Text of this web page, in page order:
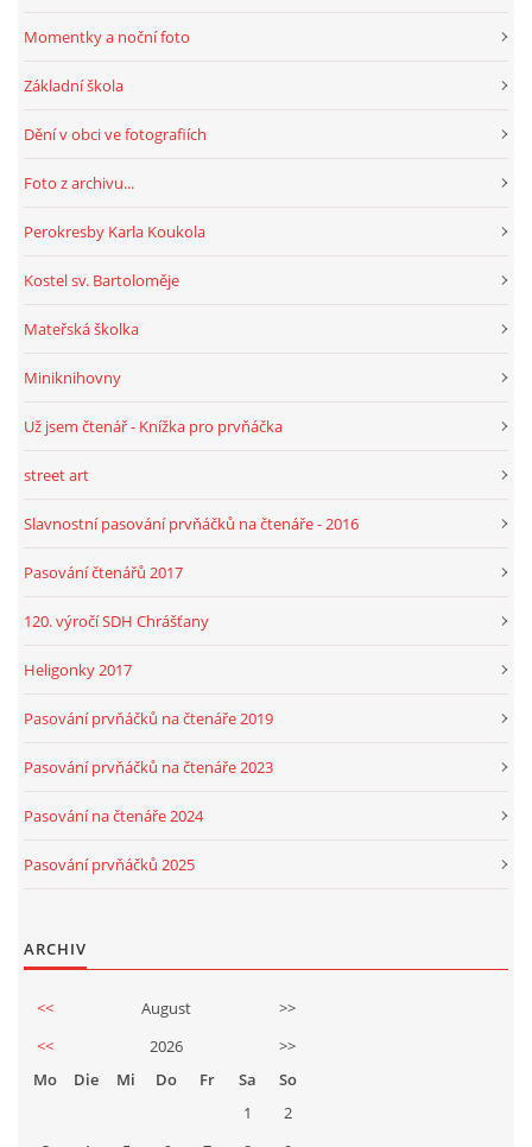
Momentky a noční foto
Základní škola
Dění v obci ve fotografiích
Foto z archivu...
Perokresby Karla Koukola
Kostel sv. Bartoloměje
Mateřská školka
Miniknihovny
Už jsem čtenář - Knížka pro prvňáčka
street art
Slavnostní pasování prvňáčků na čtenáře - 2016
Pasování čtenářů 2017
120. výročí SDH Chrášťany
Heligonky 2017
Pasování prvňáčků na čtenáře 2019
Pasování prvňáčků na čtenáře 2023
Pasování na čtenáře 2024
Pasování prvňáčků 2025
ARCHIV
<< August
>>
<<
2026
>>
Mo
Die Mi Do Fr Sa
So
1
2